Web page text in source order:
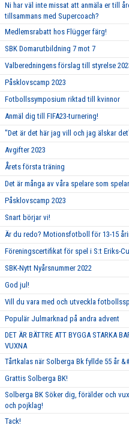
Ni har väl inte missat att anmäla er till
tillsammans med Supercoach?
Medlemsrabatt hos Flügger färg!
SBK Domarutbildning 7 mot 7
Valberedningens förslag till styrelse
Påsklovscamp 2023
Fotbollssymposium riktad till kvinnor
Anmäl dig till FIFA23-turnering!
"Det är det här jag vill och jag älskar
Avgifter 2023
Årets första träning
Det är många av våra spelare som
Påsklovscamp 2023
Snart börjar vi!
Är du redo? Motionsfotboll för 13-15
Föreningscertifikat för spel i S:t Eriks-
SBK-Nytt Nyårsnummer 2022
God jul!
Vill du vara med och utveckla
Populär Julmarknad på andra advent
DET ÄR BÄTTRE ATT BYGGA STARKA
VUXNA
Tårtkalas när Solberga Bk fyllde 55 år
Grattis Solberga BK!
Solberga BK Söker dig, förälder och
och pojklag!
Tack!